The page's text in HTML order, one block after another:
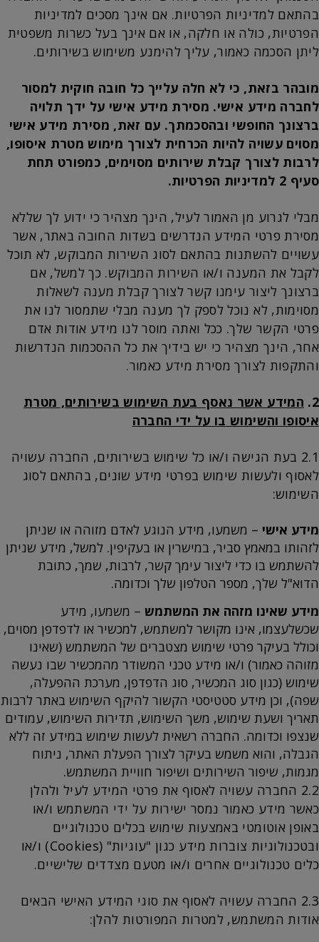
בהתאם למדיניות הפרטיות. אם אינך מסכים למדיניות
הפרטיות, כולה או חלקה, או אם אינך בעל כשרות משפטית
ליתן הסכמה כאמור, עליך להימנע משימוש בשירותים.
מובהר בזאת, כי לא חלה עלייך כל חובה חוקית למסור
לחברה מידע אישי. מסירת מידע אישי על ידך תלויה
ברצונך החופשי ובהסכמתך. עם זאת, מסירת מידע אישי
מסוים עשויה להיות הכרחית לצורך מימוש מטרת איסופו,
לרבות לצורך קבלת שירותים מסוימים, כמפורט תחת
סעיף 2 למדיניות הפרטיות.
מבלי לגרוע מן האמור לעיל, הינך מצהיר כי ידוע לך שללא
מסירת פרטי המידע הנדרשים בשדות החובה באתר, אשר
עשויים להשתנות בהתאם לסוג השירות המבוקש, לא תוכל
לקבל את המענה ו/או השירות המבוקש. כך למשל, אם
ברצונך ליצור עימנו קשר לצורך קבלת מענה לשאלות
מסוימות, לא נוכל לספק לך מענה מבלי שתמסור לנו את
פרטי הקשר שלך. ככל ואתה מוסר לנו מידע אודות אדם
אחר, הינך מצהיר כי יש בידיך את כל ההסכמות הנדרשות
והתקפות לצורך מסירת מידע כאמור.
2. המידע אשר נאסף בעת השימוש בשירותים, מטרת
איסופו והשימוש בו על ידי החברה
2.1 בעת הגישה ו/או כל שימוש בשירותים, החברה עשויה
לאסוף ולעשות שימוש בפרטי מידע שונים, בהתאם לסוג
השימוש:
מידע אישי – משמעו, מידע הנוגע לאדם מזוהה או שניתן
לזהותו במאמץ סביר, במישרין או בעקיפין. למשל, מידע שניתן
להשתמש בו כדי ליצור עימך קשר, לרבות, שמך, כתובת
הדוא"ל שלך, מספר הטלפון שלך וכדומה.
מידע שאינו מזהה את המשתמש – משמעו, מידע
שכשלעצמו, אינו מקושר למשתמש, למכשיר או לדפדפן מסוים,
וכולל בעיקר פרטי שימוש מצטברים של המשתמש (שאינו
מזוהה כאמור) ו/או מידע טכני המשודר מהמכשיר שבו נעשה
שימוש (כגון סוג המכשיר, סוג הדפדפן, מערכת ההפעלה,
שפה), וכן מידע סטטיסטי הקשור להיקף השימוש באתר לרבות
תאריך ושעת שימוש, משך השימוש, תדירות השימוש, עמודים
שנצפו וכדומה. החברה רשאית לעשות שימוש במידע זה ללא
הגבלה, והוא משמש בעיקר לצורך הפעלת האתר, ניתוח
מגמות, שיפור השירותים ושיפור חוויית המשתמש.
2.2 החברה עשויה לאסוף את פרטי המידע לעיל ולהלן
כאשר מידע כאמור נמסר ישירות על ידי המשתמש ו/או
באופן אוטומטי באמצעות שימוש בכלים טכנולוגיים
ובטכנולוגיות צוברות מידע כגון "עוגיות" (Cookies) ו/או
כלים טכנולוגיים אחרים ו/או מטעם מצדדים שלישיים.
2.3 החברה עשויה לאסוף את סוגי המידע האישי הבאים
אודות המשתמש, למטרות המפורטות להלן: